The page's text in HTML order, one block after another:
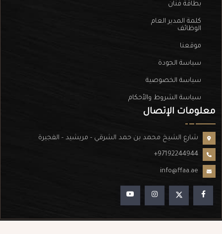
بطاقة فنان
كلمة المدير العام
الوظائف
موقعنا
سياسة الجودة
سياسة الخصوصية
سياسة الشروط والأحكام
معلومات الإتصال
شارع الشيخ محمد بن حمد الشرقي - مريشيد - الفجيرة
+97192244944
info@ffaa.ae